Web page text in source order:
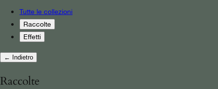
Tutte le collezioni
Raccolte
Effetti
← Indietro
Raccolte